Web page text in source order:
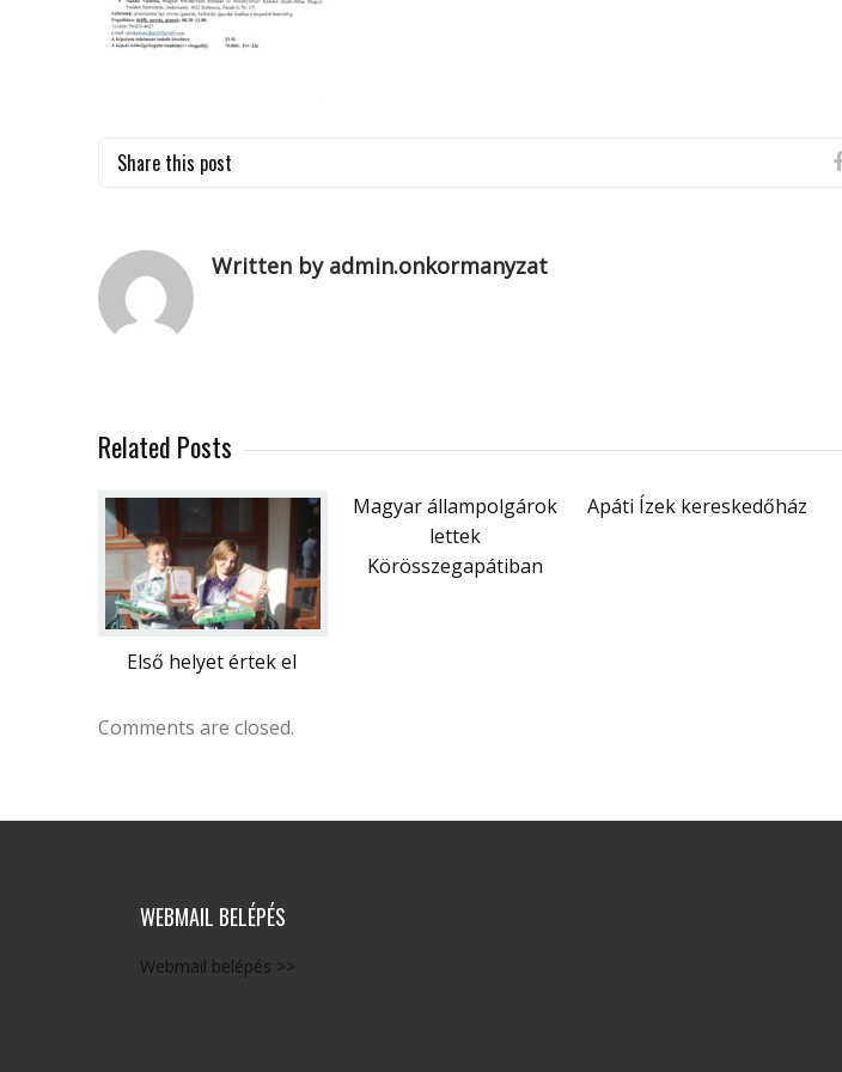
Share this post
Written by admin.onkormanyzat
Related Posts
Első helyet értek el
Magyar állampolgárok
lettek
Körösszegapátiban
Apáti Ízek kereskedőház
Comments are closed.
WEBMAIL BELÉPÉS
Webmail belépés >>